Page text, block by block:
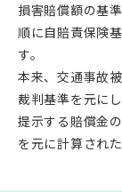
損害賠償額の基
順に自賠責保険
す。
本来、交通事故
裁判基準を元に
提示する賠償金
を元に計算され